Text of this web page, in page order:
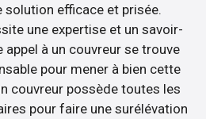
solution efficace et prisée.
une expertise et un savoir-
à un couvreur se trouve
pour mener à bien cette
couvreur possède toutes les
pour faire une surélévation